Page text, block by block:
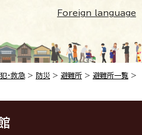
Foreign language
・救急 > 防災 > 避難所 > 避難所一覧 >